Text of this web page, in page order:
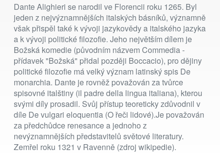
Dante Alighieri se narodil ve Florencii roku 1265. Byl
jeden z nejvýznamnějších italských básníků, významně
však přispěl také k vývoji jazykovědy a italského jazyka
a k vývoji politické filozofie. Jeho největším dílem je
Božská komedie (původním názvem Commedia -
přídavek "Božská" přidal později Boccacio), pro dějiny
politické filozofie má velký význam latinský spis De
monarchia. Dante je rovněž považován za tvůrce
spisovné italštiny (il padre della lingua italiana), kterou
svými díly prosadil. Svůj přístup teoreticky zdůvodnil v
díle De vulgari eloquentia (O řeči lidové).Je považován
za předchůdce renesance a jednoho z
nevýznamnějších představitelů světové literatury.
Zemřel roku 1321 v Ravenně (zdroj wikipedie).